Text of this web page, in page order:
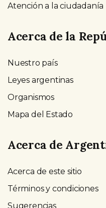
Atención a la ciudadanía
Acerca de la
Nuestro país
Leyes argentinas
Organismos
Mapa del Estado
Acerca de
Acerca de este sitio
Términos y condiciones
Sugerencias